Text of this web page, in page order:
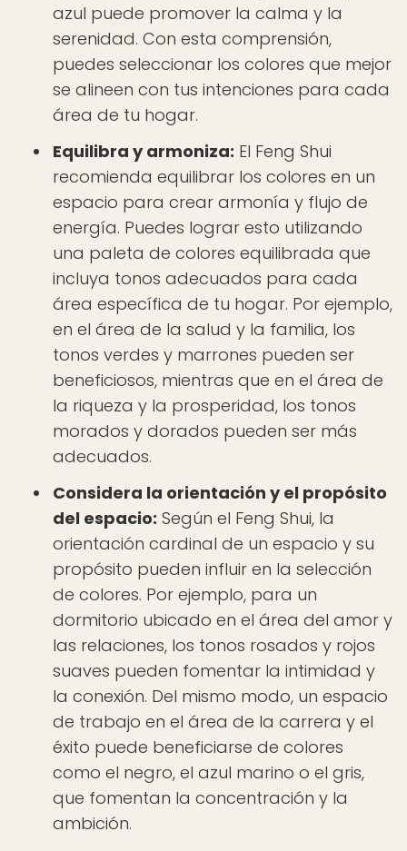
azul puede promover la calma y la
serenidad. Con esta comprensión,
puedes seleccionar los colores que mejor
se alineen con tus intenciones para cada
área de tu hogar.
Equilibra y armoniza: El Feng Shui
recomienda equilibrar los colores en un
espacio para crear armonía y flujo de
energía. Puedes lograr esto utilizando
una paleta de colores equilibrada que
incluya tonos adecuados para cada
área específica de tu hogar. Por ejemplo,
en el área de la salud y la familia, los
tonos verdes y marrones pueden ser
beneficiosos, mientras que en el área de
la riqueza y la prosperidad, los tonos
morados y dorados pueden ser más
adecuados.
Considera la orientación y el propósito
del espacio: Según el Feng Shui, la
orientación cardinal de un espacio y su
propósito pueden influir en la selección
de colores. Por ejemplo, para un
dormitorio ubicado en el área del amor y
las relaciones, los tonos rosados y rojos
suaves pueden fomentar la intimidad y
la conexión. Del mismo modo, un espacio
de trabajo en el área de la carrera y el
éxito puede beneficiarse de colores
como el negro, el azul marino o el gris,
que fomentan la concentración y la
ambición.